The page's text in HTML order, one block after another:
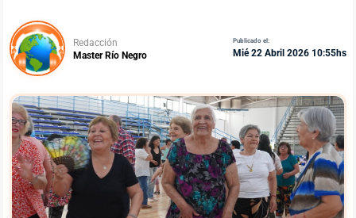
Redacción
Master Río Negro
Publicado el:
Mié 22 Abril 2026 10:55hs